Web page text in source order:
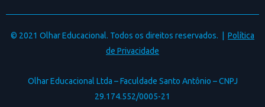
© 2021 Olhar Educacional. Todos os direitos reservados. | Política
de Privacidade
Olhar Educacional Ltda – Faculdade Santo Antônio – CNPJ
29.174.552/0005-21